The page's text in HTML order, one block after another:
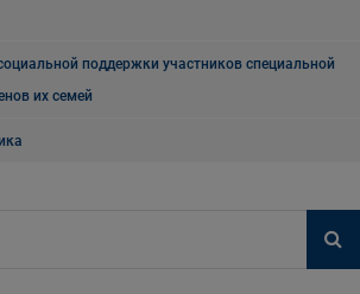
поддержки участников специальной
их семей